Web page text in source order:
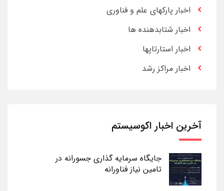
اخبار پارکهای علم و فناوری
اخبار شتابدهنده ها
اخبار استارتاپها
اخبار مراکز رشد
آخرین اخبار اکوسیستم
جایگاه سرمایه گذاری جسورانه در
تامین نیاز فناورانه